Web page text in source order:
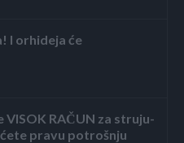
I orhideja će
RAČUN za struju-
pravu potrošnju